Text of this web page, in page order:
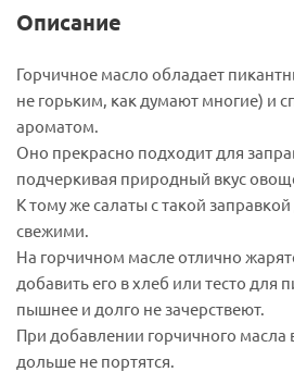
Описание
Горчичное масло обладает
не горьким, как думают многие) и
ароматом.
Оно прекрасно подходит для
подчеркивая природный вкус
К тому же салаты с такой
свежими.
На горчичном масле отлично
добавить его в хлеб или тесто для
пышнее и долго не зачерствеют.
При добавлении горчичного масла
дольше не портятся.